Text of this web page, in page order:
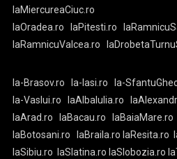
laMiercureaCiuc.ro
laOradea.ro
laPitesti.ro
laRamnicuValcea.ro
la-Brasov.ro la-Iasi.ro
la-
la-Vaslui.ro
laAlbaIulia.ro
laArad.ro
laBacau.ro laBaiaMare.ro
laBotosani.ro
laBraila.ro laResita.ro
laSibiu.ro
laSlatina.ro laSlobozia.ro